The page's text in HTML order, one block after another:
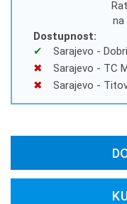
na
Dostupnost:
Sarajevo -
Sarajevo - TC
Sarajevo -